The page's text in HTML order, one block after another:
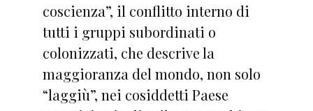
coscienza”, il conflitto interno di
tutti i gruppi subordinati o
colonizzati, che descrive la
maggioranza del mondo, non solo
“laggiù”, nei cosiddetti Paese